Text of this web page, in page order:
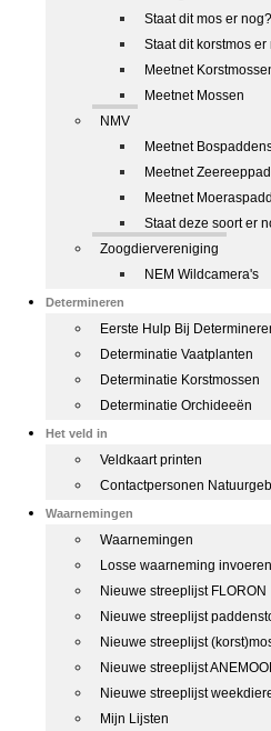
Staat dit mos er nog?
Staat dit korstmos er
Meetnet
Meetnet Mossen
NMV
Meetnet
Meetnet
Meetnet
Staat deze soort er
Zoogdiervereniging
NEM Wildcamera's
Determineren
Eerste Hulp Bij
Determinatie Vaatplanten
Determinatie Korstmossen
Determinatie Orchideeën
Het veld in
Veldkaart printen
Contactpersonen
Waarnemingen
Waarnemingen
Losse waarneming invoeren
Nieuwe streeplijst FLORON
Nieuwe streeplijst
Nieuwe streeplijst
Nieuwe streeplijst
Nieuwe streeplijst
Mijn Lijsten